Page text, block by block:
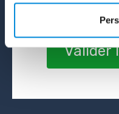
adressant un mail et à
Valider